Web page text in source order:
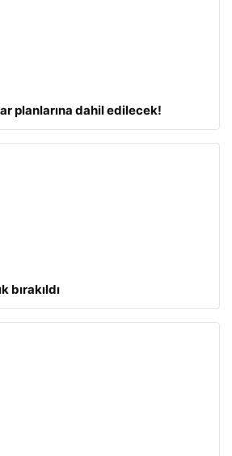
planlarına dahil edilecek!
bırakıldı